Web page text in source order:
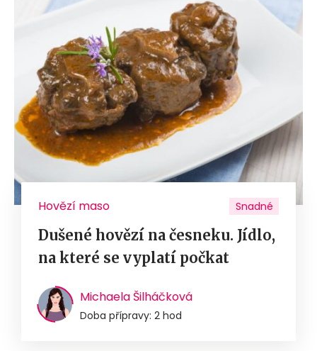
Hovězí maso Snadné
Dušené hovězí na česneku. Jídlo,
na které se vyplatí počkat
Michaela Šilháčková
Doba přípravy: 2 hod